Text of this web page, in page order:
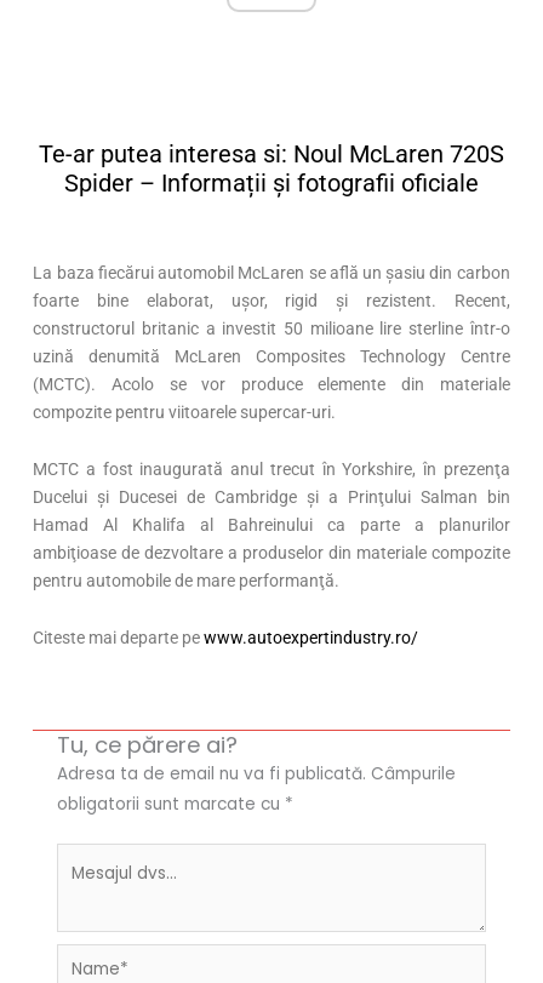
Te-ar putea interesa si: Noul McLaren 720S
Spider – Informații și fotografii oficiale
La baza fiecărui automobil McLaren se află un şasiu din carbon
foarte bine elaborat, uşor, rigid şi rezistent. Recent,
constructorul britanic a investit 50 milioane lire sterline într-o
uzină denumită McLaren Composites Technology Centre
(MCTC). Acolo se vor produce elemente din materiale
compozite pentru viitoarele supercar-uri.
MCTC a fost inaugurată anul trecut în Yorkshire, în prezenţa
Ducelui şi Ducesei de Cambridge şi a Prinţului Salman bin
Hamad Al Khalifa al Bahreinului ca parte a planurilor
ambiţioase de dezvoltare a produselor din materiale compozite
pentru automobile de mare performanţă.
Citeste mai departe pewww.autoexpertindustry.ro/
Tu, ce părere ai?
Adresa ta de email nu va fi publicată. Câmpurile
obligatorii sunt marcate cu *
Name*